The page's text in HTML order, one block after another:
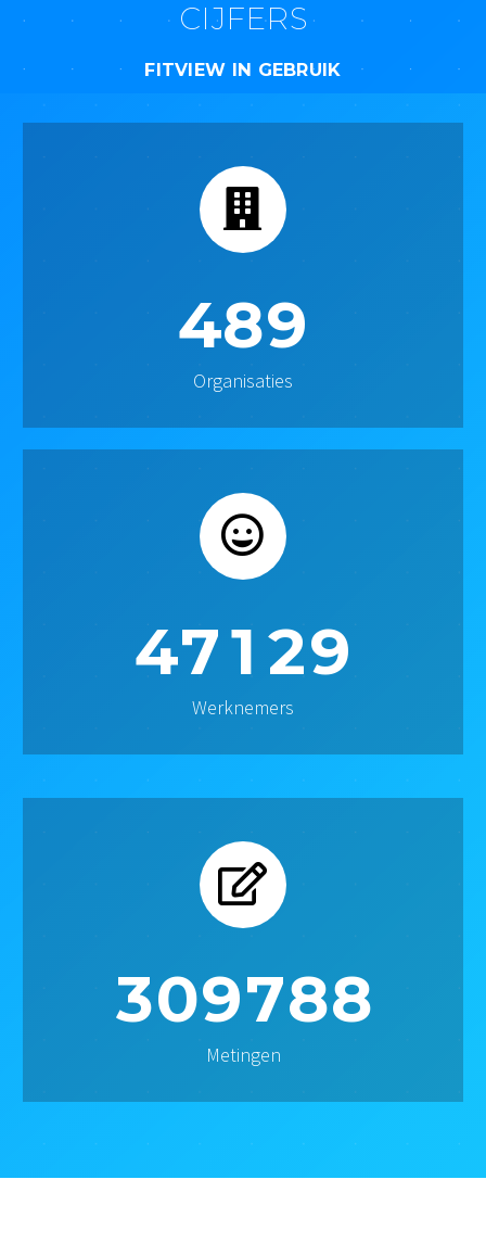
CIJFERS
FITVIEW IN GEBRUIK
489
Organisaties
471 29
Werknemers
309788
Metingen